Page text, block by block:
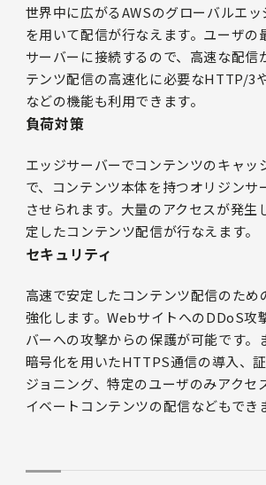
世界中に広がるAWSのグローバルエ
を用いて配信が行なえます。ユーザの
サーバーに接続するので、高速な配信
テンツ配信の高速化に必要なHTTP/3
などの機能も利用できます。
負荷対策
エッジサーバーでコンテンツのキャッ
で、コンテンツ本体を持つオリジンサ
させられます。大量のアクセスが発生
定したコンテンツ配信が行なえます。
セキュリティ
高速で安定したコンテンツ配信のため
強化します。WebサイトへのDDoS攻
バーへの攻撃からの保護が可能です。
暗号化を用いたHTTPS通信の導入、
ジョニング、特定のユーザのみアクセ
イベートコンテンツの配信などもでき